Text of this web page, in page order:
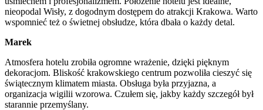
nieopodal Wisły, z dogodnym dostępem do atrakcji Krakowa. Warto
wspomnieć też o świetnej obsłudze, która dbała o każdy detal.
Marek
Atmosfera hotelu zrobiła ogromne wrażenie, dzięki pięknym
dekoracjom. Bliskość krakowskiego centrum pozwoliła cieszyć się
świątecznym klimatem miasta. Obsługa była przyjazna, a
organizacja wigilii wzorowa. Czułem się, jakby każdy szczegół był
starannie przemyślany.